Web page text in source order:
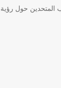
المتحدين حول رؤية